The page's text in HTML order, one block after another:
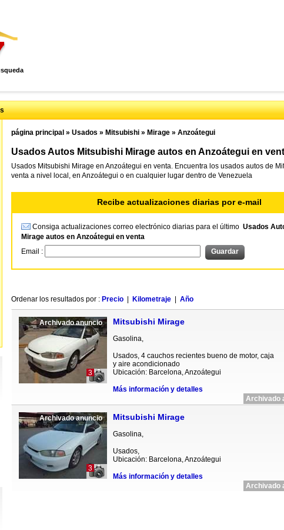
página principal » Usados » Mitsubishi» Mirage» Anzoátegui
Usados Autos Mitsubishi Mirage autos en Anzoátegui en
Usados Mitsubishi Mirage en Anzoátegui en venta. Encuentra los usados autos de
venta a nivel local, en Anzoátegui o en cualquier lugar dentro de Venezuela
Recibe actualizaciones diarias por e-mail
Consiga actualizaciones correo electrónico diarias para el último Usados
Mirage autos en Anzoátegui en venta
Email :
Ordenar los resultados por : Precio| Kilometraje| Año
Archivado anuncio
3
Mitsubishi Mirage
Gasolina,
Usados, 4 cauchos recientes bueno de motor, caja
y aire acondicionado
Ubicación: Barcelona, Anzoátegui
Más información y detalles
Archivado
Archivado anuncio
3
Mitsubishi Mirage
Gasolina,
Usados,
Ubicación: Barcelona, Anzoátegui
Más información y detalles
Archivado